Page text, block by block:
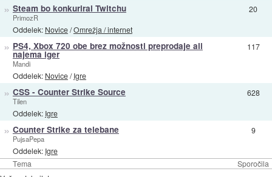
Tema Sporočila
» Steam bo konkuriral Twitchu
PrimozR
Oddelek: Novice/Omrežja / internet
20
» PS4, Xbox 720 obe brez možnosti preprodaje ali
najema iger
Mandi
Oddelek: Novice/Igre
117
» CSS - Counter Strike Source
Tilen
Oddelek: Igre
628
» Counter Strike za telebane
PujsaPepa
Oddelek: Igre
9